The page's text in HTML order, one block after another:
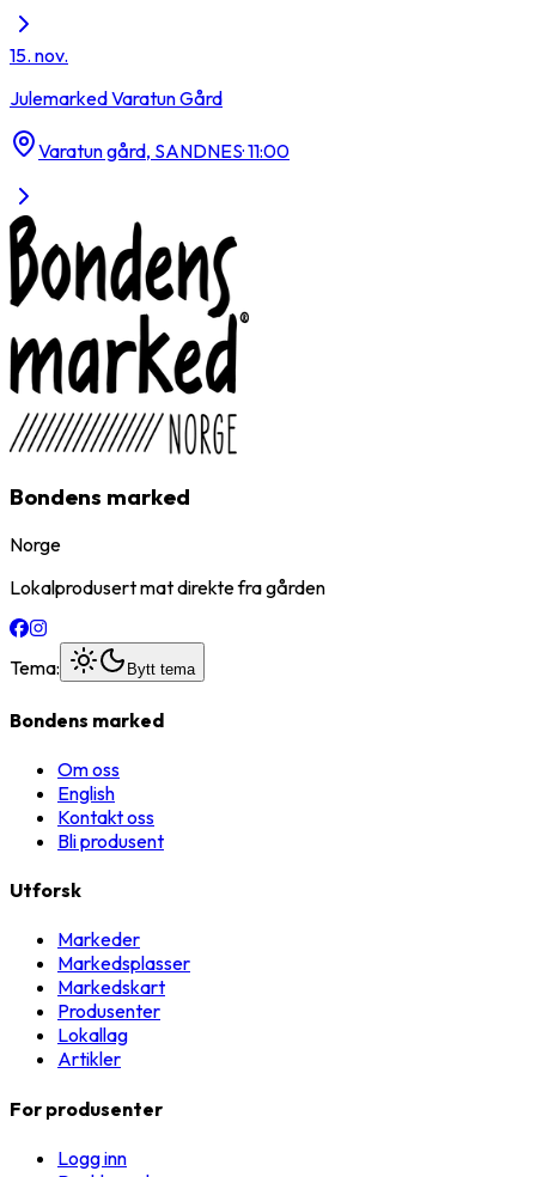
15. nov.
Julemarked Varatun Gård
Varatun gård, SANDNES·11:00
Bondens marked
Norge
Lokalprodusert mat direkte fra gården
Tema: Bytt tema
Bondens marked
Om oss
English
Kontakt oss
Bli produsent
Utforsk
Markeder
Markedsplasser
Markedskart
Produsenter
Lokallag
Artikler
For produsenter
Logg inn